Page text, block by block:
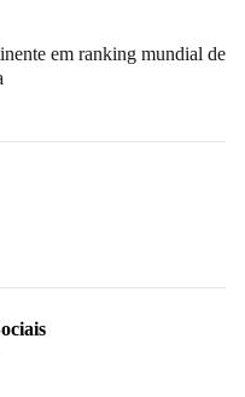
em ranking mundial de